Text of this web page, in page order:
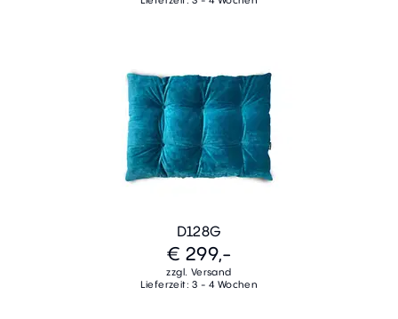
D128G
€ 299,-
zzgl. Versand
Lieferzeit: 3 - 4 Wochen